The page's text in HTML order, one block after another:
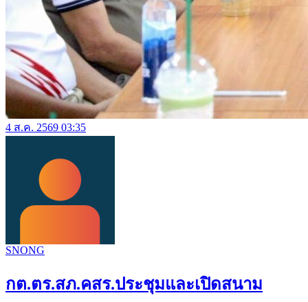
4 ส.ค. 2569 03:35
SNONG
กต.ตร.สภ.คสร.ประชุมและเปิดสนาม